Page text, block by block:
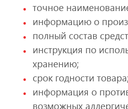
точное
информацию о
полный состав
инструкция по
хранению;
срок годности товара;
информация о
возможных